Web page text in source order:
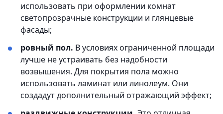
использовать при оформлении комнат
светопрозрачные конструкции и глянцевые
фасады;
ровный пол. В условиях ограниченной площади
лучше не устраивать без надобности
возвышения. Для покрытия пола можно
использовать ламинат или линолеум. Они
создадут дополнительный отражающий эффект;